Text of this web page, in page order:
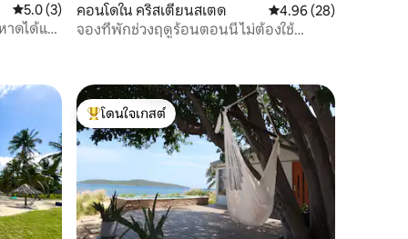
คะแนนเฉลี่ย 5.0 จาก 5, 3 รีวิว
5.0 (3)
าดได้แค่
คอนโดใน คริสเตียนสเตด คะแนนเฉลี่ย 4.96 จาก
4.96 (28)
จองที่พักช่วงฤดูร้อนตอนนี้ ไม่ต้องใช้
โดนใจเกสต์ที่สุด
โดนใจเกสต์